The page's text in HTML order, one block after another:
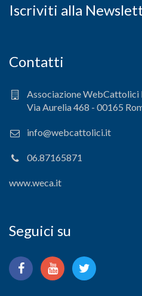
Iscriviti alla
Contatti
Associazione WebCattolici
Via Aurelia 468 - 00165
info@webcattolici.it
06.87165871
www.weca.it
Seguici su